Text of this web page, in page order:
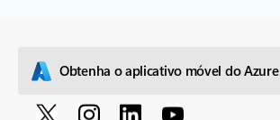
Obtenha o aplicativo móvel do Azure